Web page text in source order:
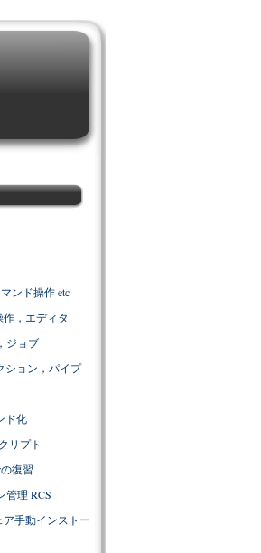
ンド操作 etc
，エディタ
ジョブ
ション，パイプ
ド化
リプト
復習
管理 RCS
手動インストー